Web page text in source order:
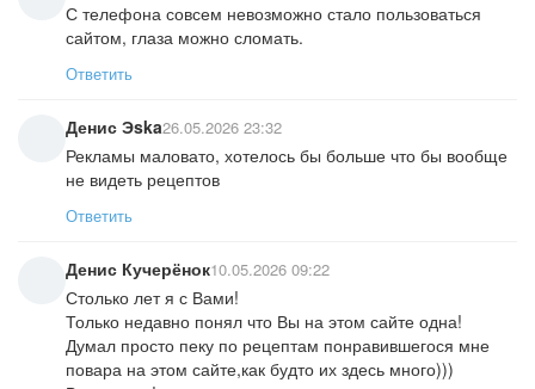
С телефона совсем невозможно стало пользоваться
сайтом, глаза можно сломать.
Ответить
Денис Эska26.05.2026 23:32
Рекламы маловато, хотелось бы больше что бы вообще
не видеть рецептов
Ответить
Денис Кучерёнок10.05.2026 09:22
Столько лет я с Вами!
Только недавно понял что Вы на этом сайте одна!
Думал просто пеку по рецептам понравившегося мне
повара на этом сайте,как будто их здесь много)))